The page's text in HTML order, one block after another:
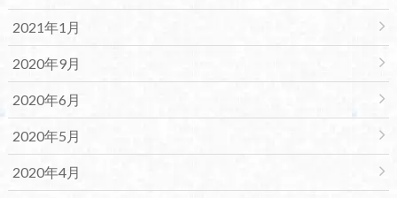
2021年1月
2020年9月
2020年6月
2020年5月
2020年4月